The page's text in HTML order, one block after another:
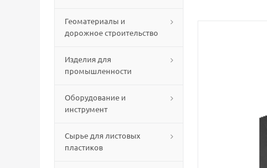
Геоматериалы и
дорожное строительство
Изделия для
промышленности
Оборудование и
инструмент
Сырье для листовых
пластиков